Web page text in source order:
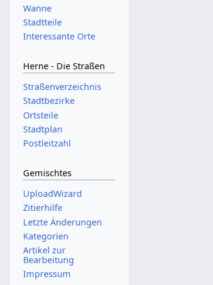
Wanne
Stadtteile
Interessante Orte
Herne - Die Straßen
Straßenverzeichnis
Stadtbezirke
Ortsteile
Stadtplan
Postleitzahl
Gemischtes
UploadWizard
Zitierhilfe
Letzte Änderungen
Kategorien
Artikel zur
Bearbeitung
Impressum